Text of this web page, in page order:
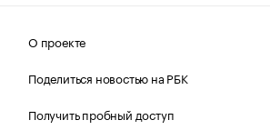
О проекте
Поделиться новостью на РБК
Получить пробный доступ